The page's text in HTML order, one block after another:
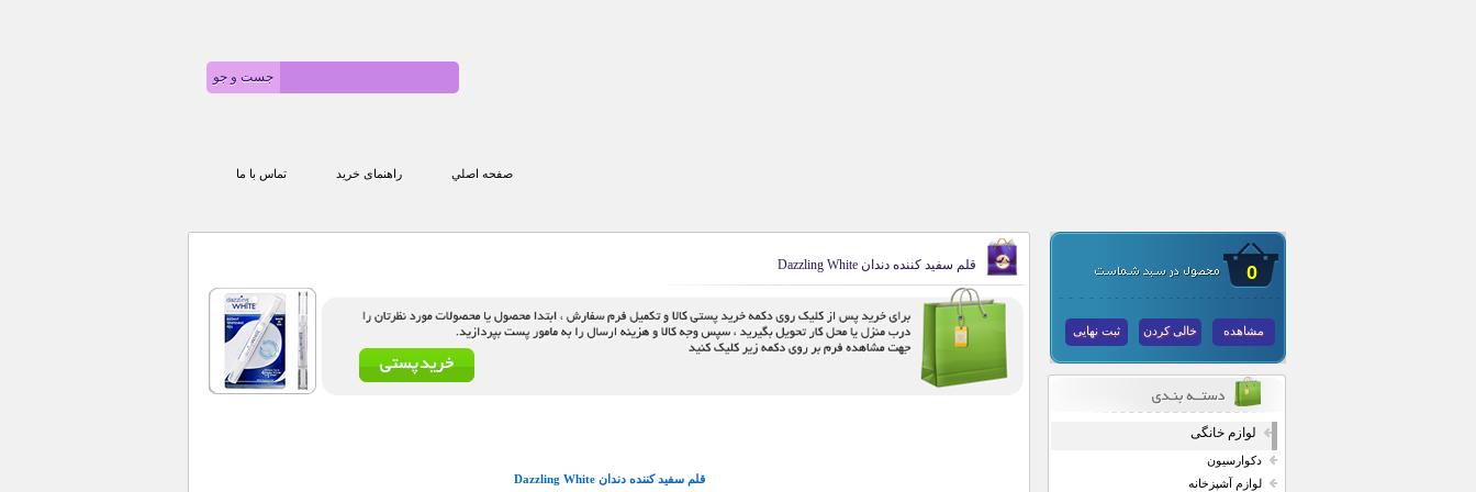
صفحه اصلي راهنمای خرید تماس با ما
0
مشاهده خالی کردن ثبت نهایی
لوازم خانگی
دکوارسیون
لوازم آشپزخانه
قلم سفید کننده دندان Dazzling White
قلم سفید کننده دندان Dazzling White